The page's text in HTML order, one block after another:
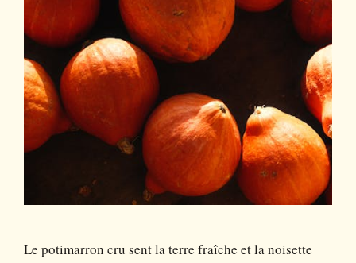
Le potimarron cru sent la terre fraîche et la noisette